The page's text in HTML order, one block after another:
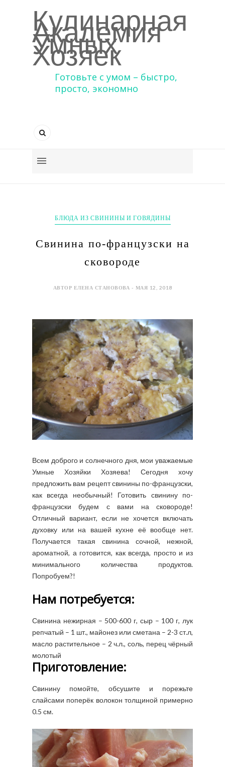
Кулинарная
Академия
Умных
Хозяек
Готовьте с умом – быстро,
просто, экономно
БЛЮДА ИЗ СВИНИНЫ И ГОВЯДИНЫ
Свинина по-французски на
сковороде
АВТОР ЕЛЕНА СТАНОВОВА - МАЯ 12, 2018
Всем доброго и солнечного дня, мои уважаемые
Умные Хозяйки Хозяева! Сегодня хочу
предложить вам рецепт свинины по-французски,
как всегда необычный! Готовить свинину по-
французски будем с вами на сковороде!
Отличный вариант, если не хочется включать
духовку или на вашей кухне её вообще нет.
Получается такая свинина сочной, нежной,
ароматной, а готовится, как всегда, просто и из
минимального количества продуктов.
Попробуем?!
Нам потребуется:
Свинина нежирная – 500-600 г, сыр – 100 г, лук
репчатый – 1 шт., майонез или сметана – 2-3 ст.л,
масло растительное – 2 ч.л., соль, перец чёрный
молотый
Приготовление:
Свинину помойте, обсушите и порежьте
слайсами поперёк волокон толщиной примерно
0.5 см.